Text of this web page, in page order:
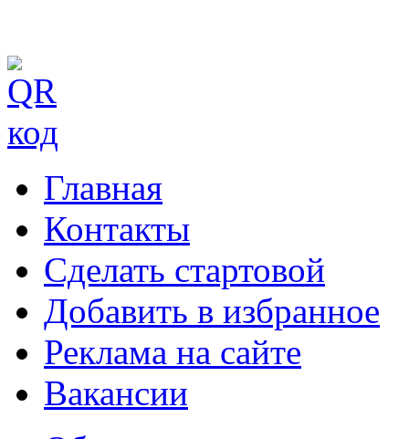
Главная
Контакты
Сделать стартовой
Добавить в избранное
Реклама на сайте
Вакансии